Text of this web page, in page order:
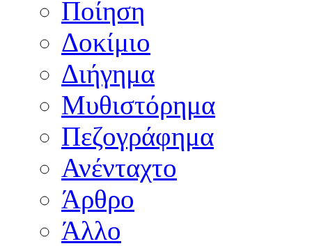
Ποίηση
Δοκίμιο
Διήγημα
Μυθιστόρημα
Πεζογράφημα
Ανένταχτο
Άρθρο
Άλλο